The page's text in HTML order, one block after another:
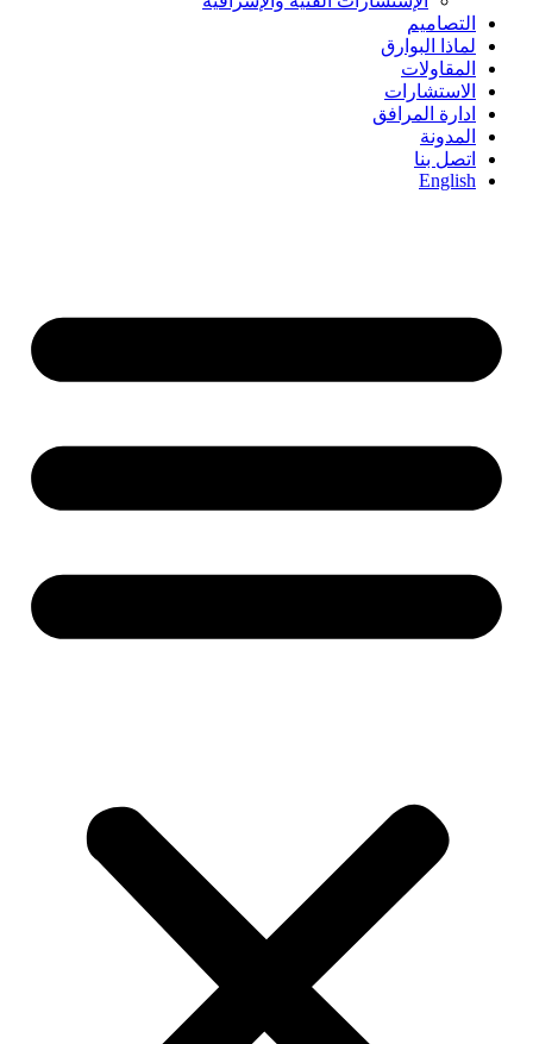
التصاميم
لماذا البوارق
المقاولات
الاستشارات
ادارة المرافق
المدونة
اتصل بنا
English